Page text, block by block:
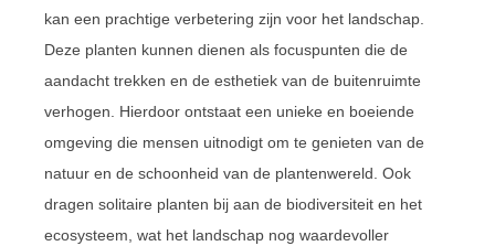
kan een prachtige verbetering zijn voor het landschap.
Deze planten kunnen dienen als focuspunten die de
aandacht trekken en de esthetiek van de buitenruimte
verhogen. Hierdoor ontstaat een unieke en boeiende
omgeving die mensen uitnodigt om te genieten van de
natuur en de schoonheid van de plantenwereld. Ook
dragen solitaire planten bij aan de biodiversiteit en het
ecosysteem, wat het landschap nog waardevoller